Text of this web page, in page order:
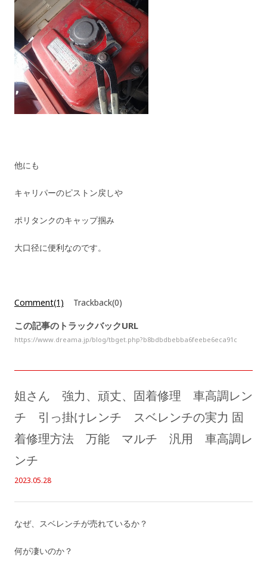
他にも
キャリパーのピストン戻しや
ポリタンクのキャップ掴み
大口径に便利なのです。
Comment(1) Trackback(0)
この記事のトラックバックURL
https://www.dreama.jp/blog/tbget.php?b8bdbdbebba6feebe6eca91c
姐さん 強力、頑丈、固着修理 車高調レン
チ 引っ掛けレンチ スベレンチの実力 固
着修理方法 万能 マルチ 汎用 車高調レ
ンチ
2023.05.28
なぜ、スベレンチが売れているか？
何が凄いのか？